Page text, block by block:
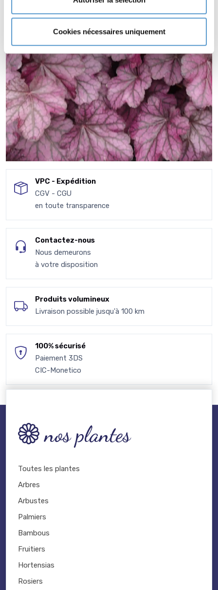
Cookies nécessaires uniquement
VPC - Expédition
CGV - CGU
en toute transparence
Contactez-nous
Nous demeurons
à votre disposition
Produits volumineux
Livraison possible jusqu'à 100 km
100% sécurisé
Paiement 3DS
CIC-Monetico
nos plantes
Toutes les plantes
Arbres
Arbustes
Palmiers
Bambous
Fruitiers
Hortensias
Rosiers